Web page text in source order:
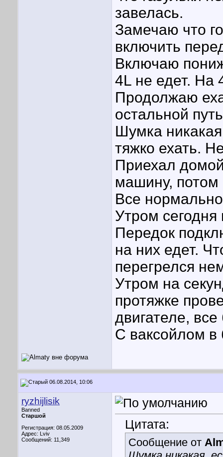
завелась.
Замечаю что
включить
Включаю
4L не едет. На
Продолжаю
остальной
Шумка
тяжко ехать.
Приехал
машину,
Все нормально
Утром
Передок
на них едет.
перегрелся
Утром на
протяжке
двигателе,
С ваксойлом в
06.08.2014, 10:06
ryzhijlisik
Banned
Старшой
Регистрация: 08.05.2009
Адрес: Lviv
Сообщений: 11,349
Цитата:
Сообщение от